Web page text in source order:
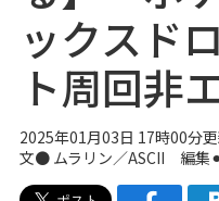
ックスド
ト周回非
2025年01月03日 17時00分
文● ムラリン／ASCII 編集